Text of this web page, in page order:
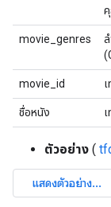
movie_genres
movie_id
ชื่อหนัง
ตัวอย่าง (